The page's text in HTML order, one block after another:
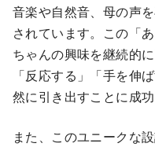
音楽や自然音、母の声
されています。この「
ちゃんの興味を継続的
「反応する」「手を伸
然に引き出すことに成功
また、このユニークな